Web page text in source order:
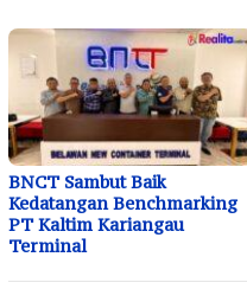
BNCT Sambut Baik
Kedatangan Benchmarking
PT Kaltim Kariangau
Terminal